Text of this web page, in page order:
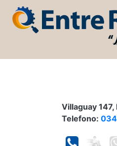
Villaguay 147,
Telefono: